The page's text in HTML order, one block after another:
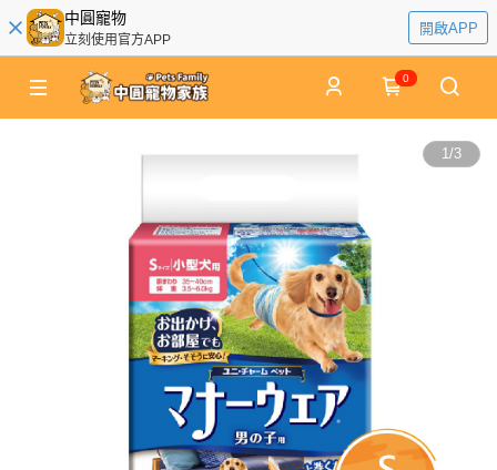
中圓寵物
立刻使用官方APP
開啟APP
0
1/3